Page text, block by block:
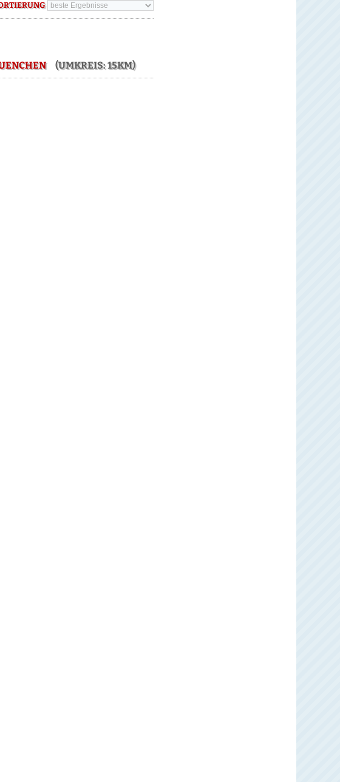
(UMKREIS: 15KM)